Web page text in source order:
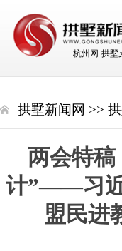
杭州网·拱墅
拱墅新闻网 >>
两会特
计”——习近
盟民进